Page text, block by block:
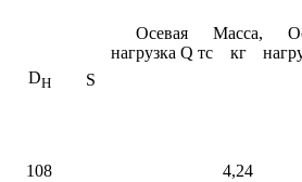
Осевая
нагрузка Q тс
Масса,
кг
DН S
108
4,24